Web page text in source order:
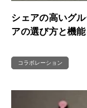
シェアの高いグ
アの選び方と機
コラボレーション